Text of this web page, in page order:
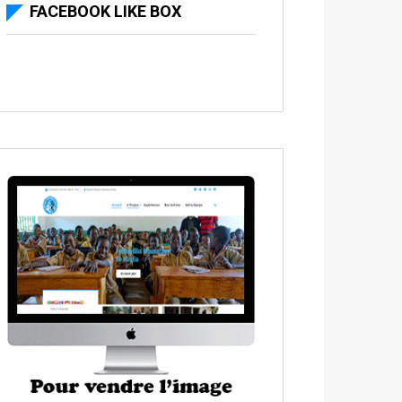
FACEBOOK LIKE BOX